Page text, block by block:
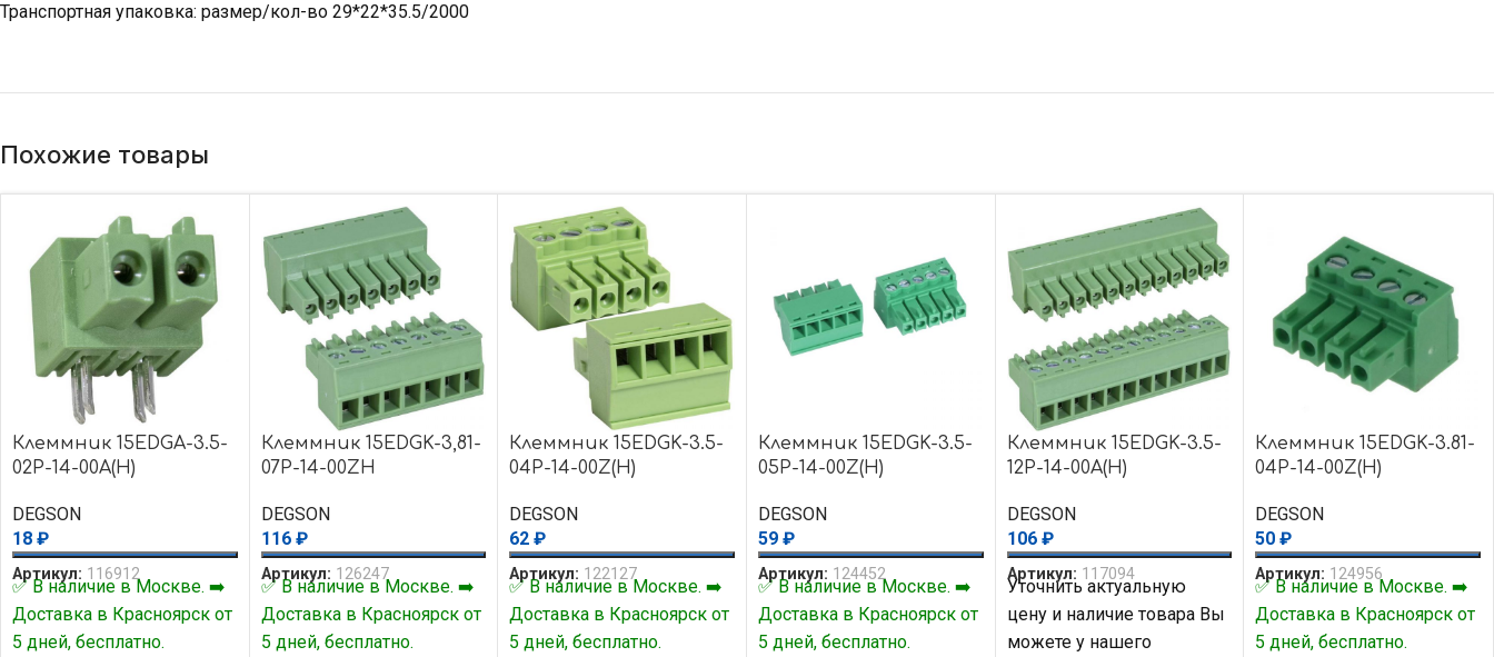
Транспортная упаковка: размер/кол-во 29*22*35.5/2000
Похожие товары
Клеммник 15EDGA-3.5-
02P-14-00A(H)
DEGSON
18 ₽
Артикул: 116912
✅ В наличие в Москве. ➡️
Доставка в Красноярск от
5 дней, бесплатно.
Клеммник 15EDGK-3,81-
07P-14-00ZH
DEGSON
116 ₽
Артикул: 126247
✅ В наличие в Москве. ➡️
Доставка в Красноярск от
5 дней, бесплатно.
Клеммник 15EDGK-3.5-
04P-14-00Z(H)
DEGSON
62₽
Артикул: 122127
✅ В наличие в Москве. ➡️
Доставка в Красноярск от
5 дней, бесплатно.
Клеммник 15EDGK-3.5-
05P-14-00Z(H)
DEGSON
59 ₽
Артикул: 124452
✅ В наличие в Москве. ➡️
Доставка в Красноярск от
5 дней, бесплатно.
Клеммник 15EDGK-3.5-
12P-14-00A(H)
DEGSON
106 ₽
Артикул: 117094
Уточнить актуальную
цену и наличие товара Вы
можете у нашего
Клеммник 15EDGK-3.81-
04P-14-00Z(H)
DEGSON
50₽
Артикул: 124956
✅ В наличие в Москве. ➡️
Доставка в Красноярск от
5 дней, бесплатно.